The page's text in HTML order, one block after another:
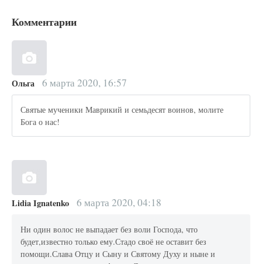
Комментарии
Ольга 6 марта 2020, 16:57
Святые мученики Маврикий и семьдесят воинов, молите
Бога о нас!
Lidia Ignatenko 6 марта 2020, 04:18
Ни один волос не выпадает без воли Господа, что
будет,известно только ему.Стадо своё не оставит без
помощи.Слава Отцу и Сыну и Святому Духу и ныне и